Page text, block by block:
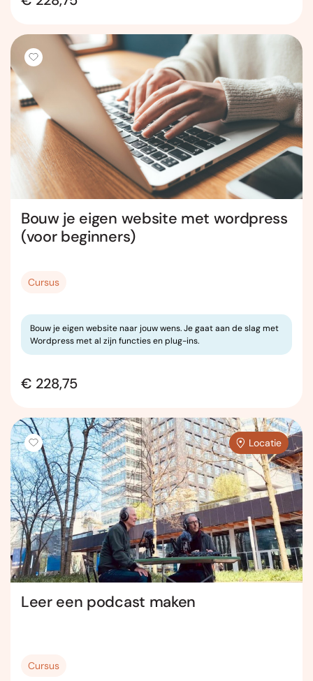
Bouw je eigen website met wordpress
(voor beginners)
Cursus
Bouw je eigen website naar jouw wens. Je gaat aan de slag met
Wordpress met al zijn functies en plug-ins.
€ 228,75
Locatie
Leer een podcast maken
Cursus